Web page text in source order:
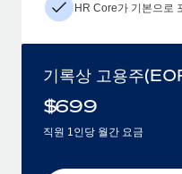
HR Core가 기본으로
기록상 고용주
$699
직원 1인당 월간 요금